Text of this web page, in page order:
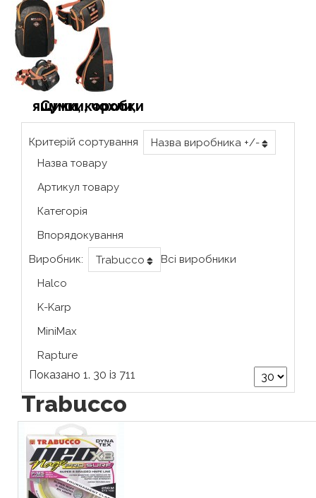
Сумки, чохли, ящики, коробки
Критерій сортування
Назва виробника +/-
Назва товару
Артикул товару
Категорія
Впорядокування
Виробник:
Trabucco
Всі виробники
Halco
K-Karp
MiniMax
Rapture
Показано 1. 30 із 711
Trabucco